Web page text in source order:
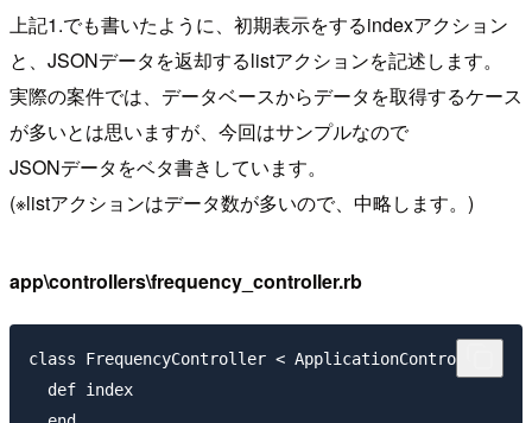
上記1.でも書いたように、初期表示をするindexアクション
と、JSONデータを返却するlistアクションを記述します。
実際の案件では、データベースからデータを取得するケース
が多いとは思いますが、今回はサンプルなので
JSONデータをベタ書きしています。
(※listアクションはデータ数が多いので、中略します。)
app\controllers\frequency_controller.rb
class FrequencyController < ApplicationController
  def index